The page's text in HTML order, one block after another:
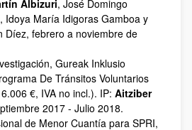
Albizuri, José Domingo
Idoya María Idigoras Gamboa y
Díez, febrero a noviembre de
Gureak Inklusio
De Tránsitos Voluntarios
€, IVA no incl.). IP: Aitziber
2017 - Julio 2018.
de Menor Cuantía para SPRI,